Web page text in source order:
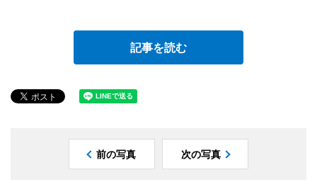
記事を読む
前の写真 次の写真